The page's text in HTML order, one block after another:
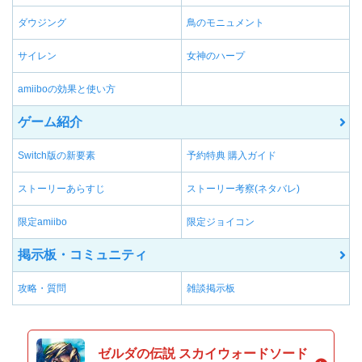
ダウジング 鳥のモニュメント
サイレン 女神のハープ
amiiboの効果と使い方
ゲーム紹介
Switch版の新要素 予約特典 購入ガイド
ストーリーあらすじ ストーリー考察(ネタバレ)
限定amiibo 限定ジョイコン
掲示板・コミュニティ
攻略・質問 雑談掲示板
ゼルダの伝説 スカイウォードソード